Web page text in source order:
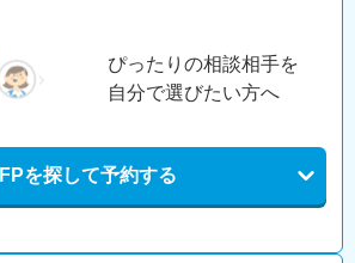
ぴったりの相談相手を
自分で選びたい方へ
FPを探して予約する